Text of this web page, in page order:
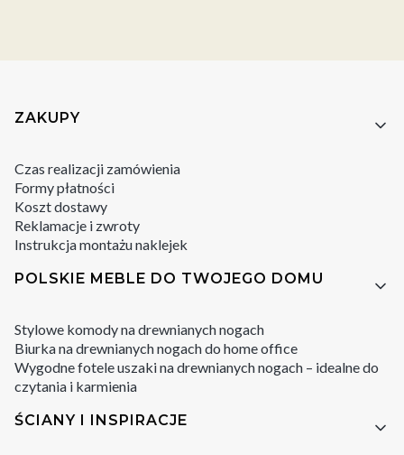
Linki w stopce
ZAKUPY
Czas realizacji zamówienia
Formy płatności
Koszt dostawy
Reklamacje i zwroty
Instrukcja montażu naklejek
POLSKIE MEBLE DO TWOJEGO DOMU
Stylowe komody na drewnianych nogach
Biurka na drewnianych nogach do home office
Wygodne fotele uszaki na drewnianych nogach – idealne do
czytania i karmienia
ŚCIANY I INSPIRACJE